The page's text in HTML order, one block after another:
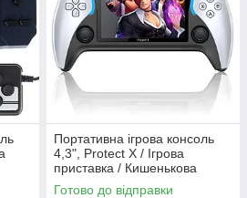
Портативна ігрова консоль
4,3", Protect X / Ігрова
приставка / Кишенькова
ігрова приставка з екраном
Готово до відправки